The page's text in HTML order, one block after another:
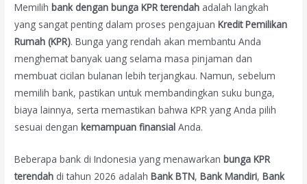
Memilih bank dengan bunga KPR terendah adalah langkah
yang sangat penting dalam proses pengajuanKredit Pemilikan
Rumah (KPR). Bunga yang rendah akan membantu Anda
menghemat banyak uang selama masa pinjaman dan
membuat cicilan bulanan lebih terjangkau. Namun, sebelum
memilih bank, pastikan untuk membandingkan suku bunga,
biaya lainnya, serta memastikan bahwa KPR yang Anda pilih
sesuai dengan kemampuan finansial Anda.
Beberapa bank di Indonesia yang menawarkanbunga KPR
terendah di tahun 2026 adalahBank BTN,Bank Mandiri,Bank